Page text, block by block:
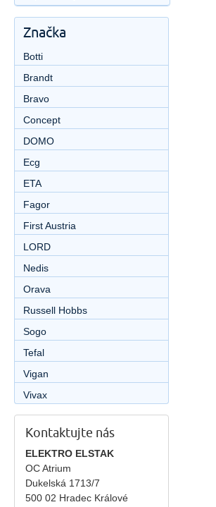
Značka
Botti
Brandt
Bravo
Concept
DOMO
Ecg
ETA
Fagor
First Austria
LORD
Nedis
Orava
Russell Hobbs
Sogo
Tefal
Vigan
Vivax
Kontaktujte nás
ELEKTRO ELSTAK
OC Atrium
Dukelská 1713/7
500 02 Hradec Králové